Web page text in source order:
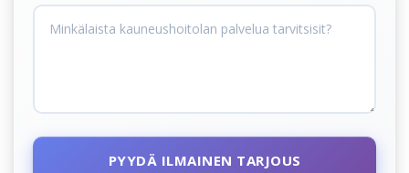
PYYDÄ ILMAINEN TARJOUS